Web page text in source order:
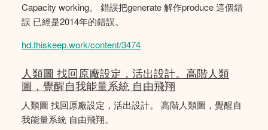
Capacity working。 錯誤把generate 解作produce 這個錯
誤 已經是2014年的錯誤。
hd.thiskeep.work/content/3474
人類圖 找回原廠設定，活出設計。高階人類
圖，覺醒自我能量系統 自由飛翔
人類圖 找回原廠設定，活出設計。 高階人類圖，覺醒自
我能量系統 自由飛翔。